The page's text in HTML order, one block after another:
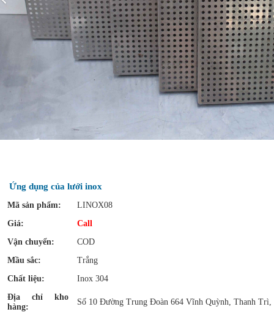
Ứng dụng của lưới inox
Mã sản phẩm:
LINOX08
Giá:
Call
Vận chuyển:
COD
Mầu sắc:
Trắng
Chất liệu:
Inox 304
Địa chỉ kho
hàng:
Số 10 Đường Trung Đoàn 664 Vĩnh Quỳnh, Thanh Trì,